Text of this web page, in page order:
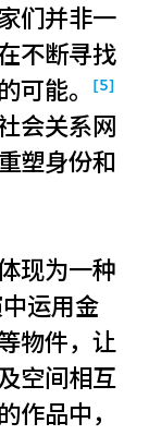
们并非一
不断寻找
可能。
[5]
会关系网
塑身份和
现为一种
运用金
物件，让
空间相互
作品中，